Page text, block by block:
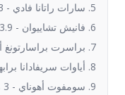
5. سارات راتانا فادي - 11.3 مليار دولار
6. فانيش تشاييوان - 3.9 مليار دولار
7. براسرت براسارتونغ أوسوت - 3.8 مليار دولار
8. أياوات سريفادانا برابها - 3.5 مليار دولار
9. سومفوت أهوناي - 3 مليار دولار